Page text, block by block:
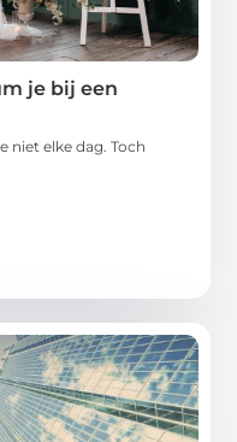
je bij een
niet elke dag. Toch